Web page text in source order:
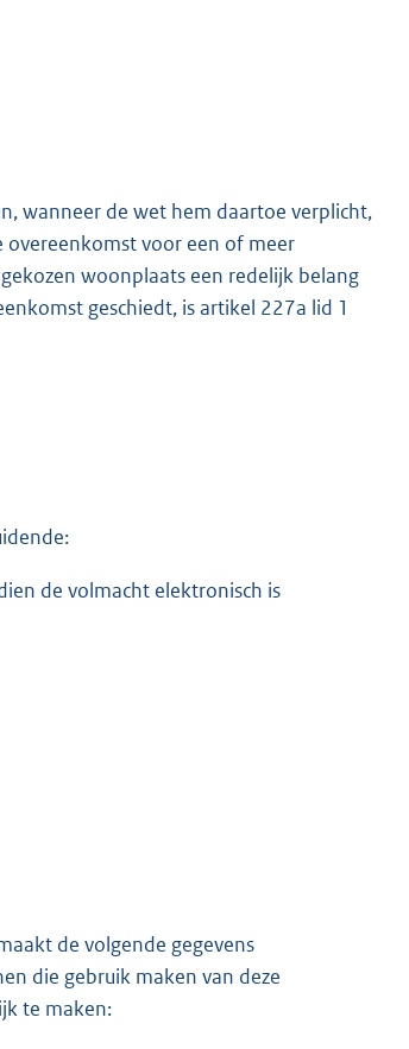
wanneer de wet hem daartoe verplicht,
overeenkomst voor een of meer
woonplaats een redelijk belang
geschiedt, is artikel 227a lid 1
de volmacht elektronisch is
de volgende gegevens
die gebruik maken van deze
te maken: